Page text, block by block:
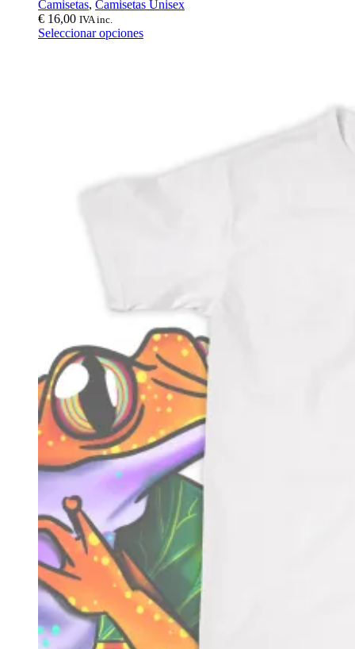
Camisetas, Camisetas Unisex
€ 16,00 IVA inc.
Seleccionar opciones